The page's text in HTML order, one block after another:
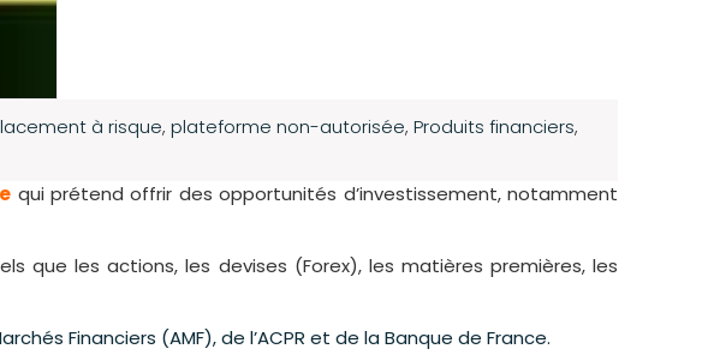
à risque, plateforme non-autorisée, Produits financiers,
qui prétend offrir des opportunités d’investissement, notamment
que les actions, les devises (Forex), les matières premières, les
Financiers (AMF), de l’ACPR et de la Banque de France.